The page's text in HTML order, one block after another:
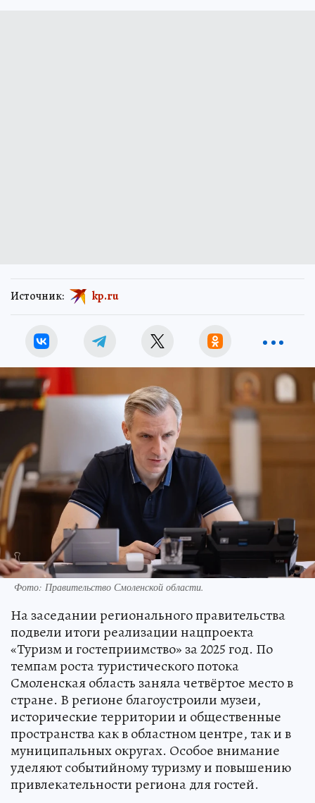
Источник: kp.ru
Фото: Правительство Смоленской области.
На заседании регионального правительства
подвели итоги реализации нацпроекта
«Туризм и гостеприимство» за 2025 год. По
темпам роста туристического потока
Смоленская область заняла четвёртое место в
стране. В регионе благоустроили музеи,
исторические территории и общественные
пространства как в областном центре, так и в
муниципальных округах. Особое внимание
уделяют событийному туризму и повышению
привлекательности региона для гостей.